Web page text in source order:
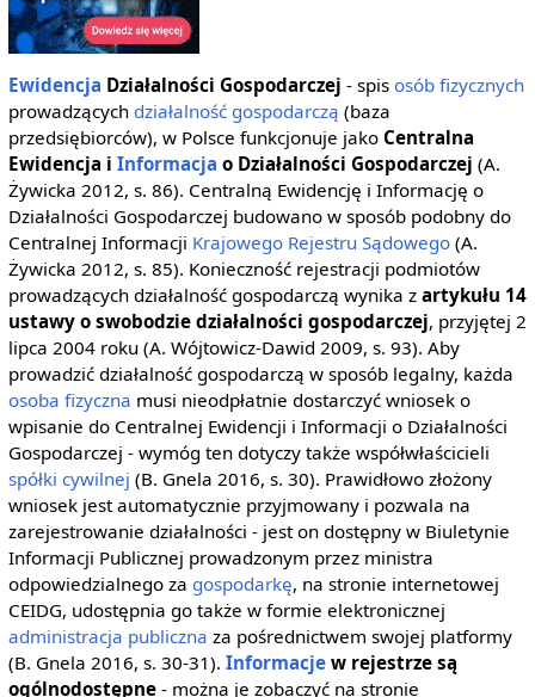
Ewidencja Działalności Gospodarczej - spis osób fizycznych
prowadzących działalność gospodarczą (baza
przedsiębiorców), w Polsce funkcjonuje jako Centralna
Ewidencja i Informacja o Działalności Gospodarczej (A.
Żywicka 2012, s. 86). Centralną Ewidencję i Informację o
Działalności Gospodarczej budowano w sposób podobny do
Centralnej Informacji Krajowego Rejestru Sądowego(A.
Żywicka 2012, s. 85). Konieczność rejestracji podmiotów
prowadzących działalność gospodarczą wynika z artykułu 14
ustawy o swobodzie działalności gospodarczej, przyjętej 2
lipca 2004 roku (A. Wójtowicz-Dawid 2009, s. 93). Aby
prowadzić działalność gospodarczą w sposób legalny, każda
osoba fizyczna musi nieodpłatnie dostarczyć wniosek o
wpisanie do Centralnej Ewidencji i Informacji o Działalności
Gospodarczej - wymóg ten dotyczy także współwłaścicieli
spółki cywilnej (B. Gnela 2016, s. 30). Prawidłowo złożony
wniosek jest automatycznie przyjmowany i pozwala na
zarejestrowanie działalności - jest on dostępny w Biuletynie
Informacji Publicznej prowadzonym przez ministra
odpowiedzialnego za gospodarkę, na stronie internetowej
CEIDG, udostępnia go także w formie elektronicznej
administracja publiczna za pośrednictwem swojej platformy
(B. Gnela 2016, s. 30-31). Informacjew rejestrze są
ogólnodostępne- można je zobaczyć na stronie